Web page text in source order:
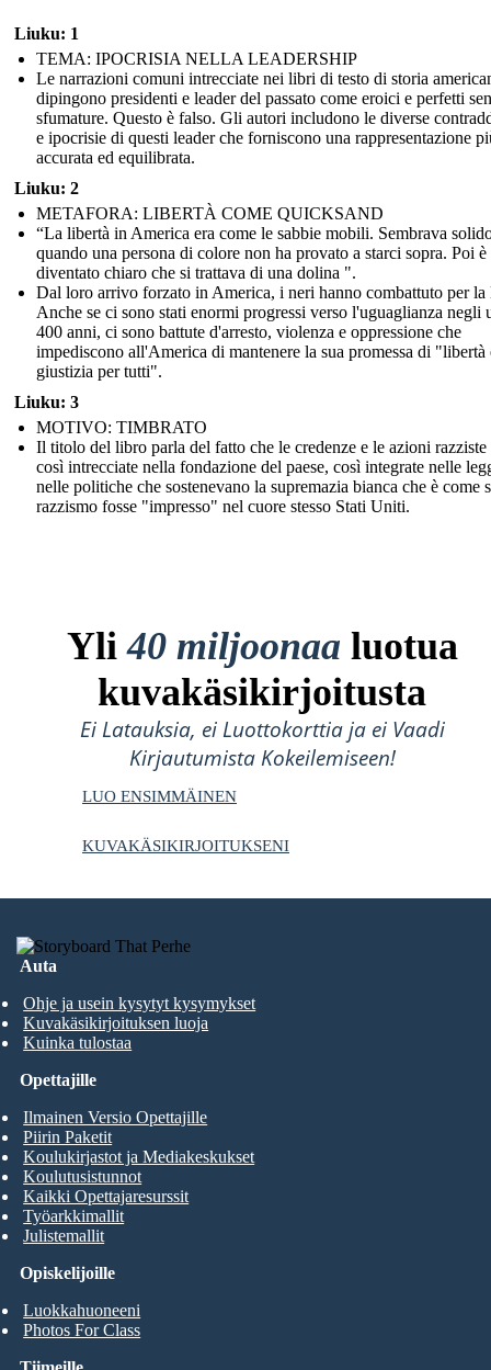
Liuku: 1
TEMA: IPOCRISIA NELLA LEADERSHIP
Le narrazioni comuni intrecciate nei libri di testo di storia
dipingono presidenti e leader del passato come eroici e perfetti
sfumature. Questo è falso. Gli autori includono le diverse
e ipocrisie di questi leader che forniscono una rappresentazione
accurata ed equilibrata.
Liuku: 2
METAFORA: LIBERTÀ COME QUICKSAND
“La libertà in America era come le sabbie mobili. Sembrava
quando una persona di colore non ha provato a starci sopra. Poi è
diventato chiaro che si trattava di una dolina ".
Dal loro arrivo forzato in America, i neri hanno combattuto per la
Anche se ci sono stati enormi progressi verso l'uguaglianza negli
400 anni, ci sono battute d'arresto, violenza e oppressione che
impediscono all'America di mantenere la sua promessa di "libertà
giustizia per tutti".
Liuku: 3
MOTIVO: TIMBRATO
Il titolo del libro parla del fatto che le credenze e le azioni razziste
così intrecciate nella fondazione del paese, così integrate nelle
nelle politiche che sostenevano la supremazia bianca che è come
razzismo fosse "impresso" nel cuore stesso Stati Uniti.
Yli40 miljoonaa luotua
kuvakäsikirjoitusta
Ei Latauksia, ei Luottokorttia ja ei Vaadi
Kirjautumista Kokeilemiseen!
LUO ENSIMMÄINEN
KUVAKÄSIKIRJOITUKSENI
Auta
Ohje ja usein kysytyt kysymykset
Kuvakäsikirjoituksen luoja
Kuinka tulostaa
Opiskelijoille
Luokkahuoneeni
Photos For Class
Opettajille
Ilmainen Versio Opettajille
Piirin Paketit
Koulukirjastot ja Mediakeskukset
Koulutusistunnot
Kaikki Opettajaresurssit
Työarkkimallit
Julistemallit